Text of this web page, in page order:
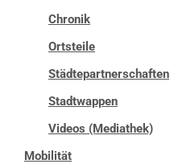
Chronik
Ortsteile
Städtepartnerschaften
Stadtwappen
Videos (Mediathek)
Mobilität